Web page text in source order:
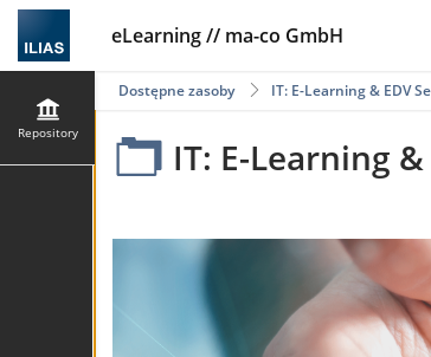
eLearning // ma-co GmbH
Repository
IT: E-Learning & EDV
Dostępne zasoby
IT: E-Learning